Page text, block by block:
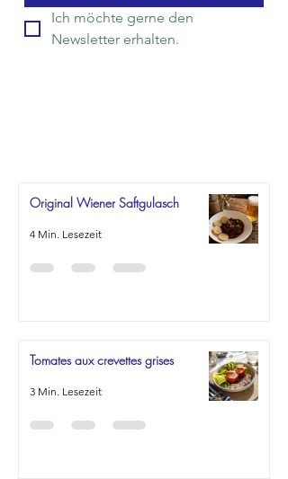
Ich möchte gerne den
Newsletter erhalten.
Original Wiener Saftgulasch
4 Min. Lesezeit
Tomates aux crevettes grises
3 Min. Lesezeit